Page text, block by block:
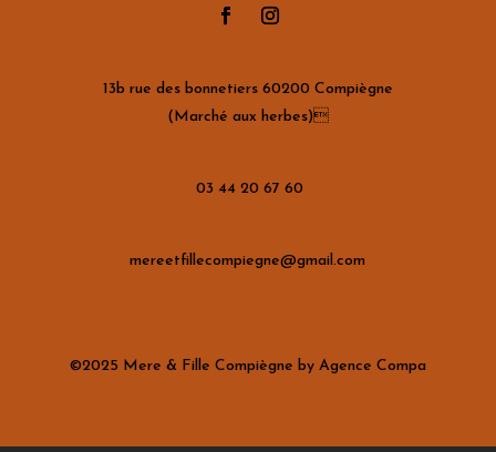
13b rue des bonnetiers 60200 Compiègne
(Marché aux herbes)
03 44 20 67 60
mereetfillecompiegne@gmail.com
©2025 Mere & Fille Compiègne by Agence Compa